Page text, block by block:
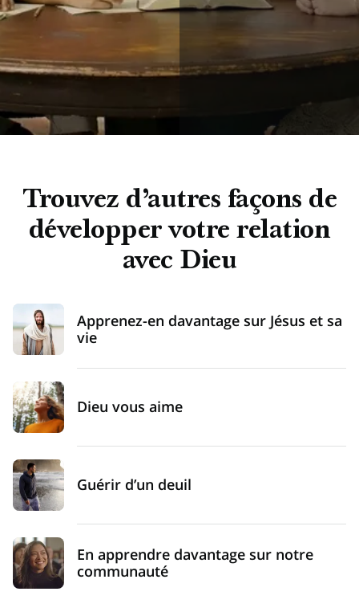
Trouvez d’autres façons de
développer votre relation
avec Dieu
Apprenez-en davantage sur Jésus et sa
vie
Dieu vous aime
Guérir d’un deuil
En apprendre davantage sur notre
communauté